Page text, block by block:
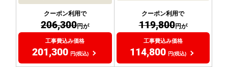
クーポン利用で
206,300円が
工事費込み価格
201,300 円(税込)
クーポン利用で
119,800円が
工事費込み価格
114,800 円(税込)